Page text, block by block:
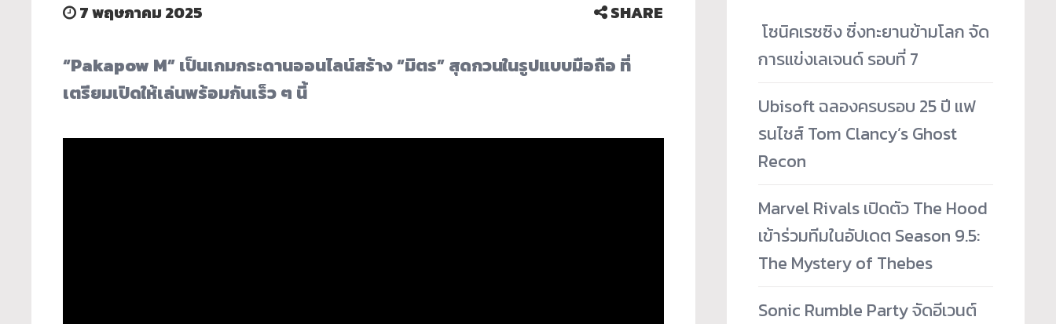
7 พฤษภาคม 2025 SHARE
“Pakapow M” เป็นเกมกระดานออนไลน์สร้าง “มิตร” สุดกวนในรูปแบบมือถือ ที่
เตรียมเปิดให้เล่นพร้อมกันเร็ว ๆ นี้
­ โซนิคเรซซิง ซิ่งทะยานข้ามโลก จัด
การแข่งเลเจนด์ รอบที่ 7
Ubisoft ฉลองครบรอบ 25 ปี แฟ
รนไชส์ Tom Clancy’s Ghost
Recon
Marvel Rivals เปิดตัว The Hood
เข้าร่วมทีมในอัปเดต Season 9.5:
The Mystery of Thebes
Sonic Rumble Party จัดอีเวนต์